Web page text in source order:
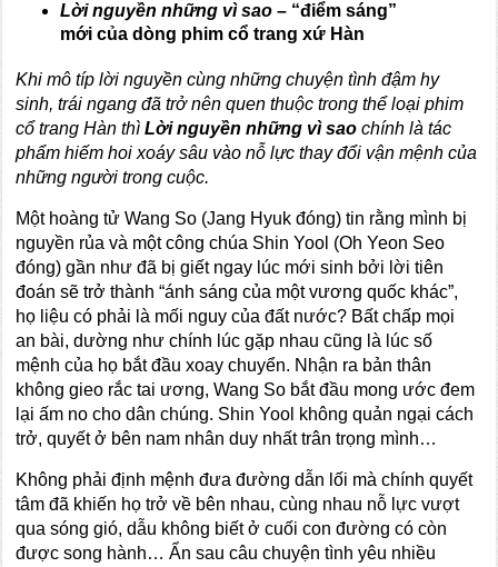
Lời nguyền những vì sao – “điểm sáng”
mới của dòng phim cổ trang xứ Hàn
Khi mô típ lời nguyền cùng những chuyện tình đậm hy
sinh, trái ngang đã trở nên quen thuộc trong thể loại phim
cổ trang Hàn thìLời nguyền những vì saochính là tác
phẩm hiếm hoi xoáy sâu vào nỗ lực thay đổi vận mệnh của
những người trong cuộc.
Một hoàng tử Wang So (Jang Hyuk đóng) tin rằng mình bị
nguyền rủa và một công chúa Shin Yool (Oh Yeon Seo
đóng) gần như đã bị giết ngay lúc mới sinh bởi lời tiên
đoán sẽ trở thành “ánh sáng của một vương quốc khác”,
họ liệu có phải là mối nguy của đất nước? Bất chấp mọi
an bài, dường như chính lúc gặp nhau cũng là lúc số
mệnh của họ bắt đầu xoay chuyển. Nhận ra bản thân
không gieo rắc tai ương, Wang So bắt đầu mong ước đem
lại ấm no cho dân chúng. Shin Yool không quản ngại cách
trở, quyết ở bên nam nhân duy nhất trân trọng mình…
Không phải định mệnh đưa đường dẫn lối mà chính quyết
tâm đã khiến họ trở về bên nhau, cùng nhau nỗ lực vượt
qua sóng gió, dẫu không biết ở cuối con đường có còn
được song hành… Ẩn sau câu chuyện tình yêu nhiều